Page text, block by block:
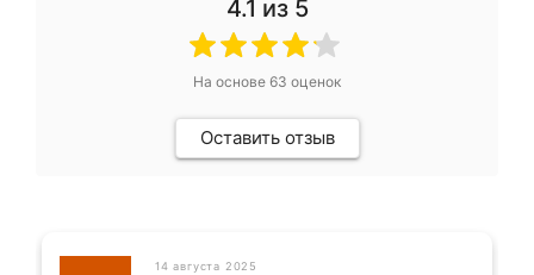
4.1 из 5
На основе 63 оценок
Оставить отзыв
14 августа 2025